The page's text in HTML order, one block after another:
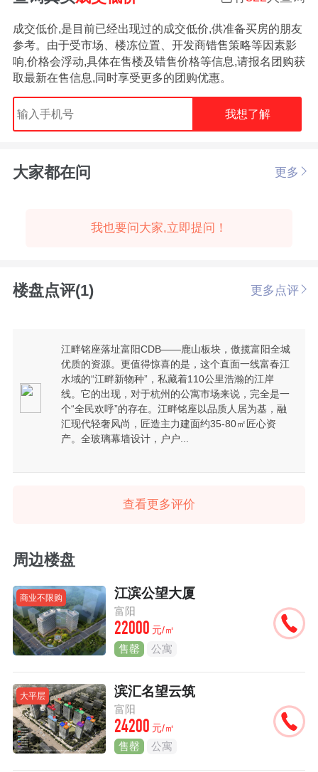
成交低价,是目前已经出现过的成交低价,供准备买房的朋友
参考。由于受市场、楼冻位置、开发商错售策略等因素影
响,价格会浮动,具体在售楼及错售价格等信息,请报名团购获
取最新在售信息,同时享受更多的团购优惠。
我想了解
大家都在问 更多
我也要问大家,立即提问！
楼盘点评(1) 更多点评
江畔铭座落址富阳CDB——鹿山板块，傲揽富阳全城
优质的资源。更值得惊喜的是，这个直面一线富春江
水域的“江畔新物种”，私藏着110公里浩瀚的江岸
线。它的出现，对于杭州的公寓市场来说，完全是一
个“全民欢呼”的存在。江畔铭座以品质人居为基，融
汇现代轻奢风尚，匠造主力建面约35-80㎡匠心资
产。全玻璃幕墙设计，户户...
查看更多评价
周边楼盘
商业不限购 江滨公望大厦
富阳
22000 元/㎡
售罄 公寓
大平层 滨汇名望云筑
富阳
24200 元/㎡
售罄 公寓